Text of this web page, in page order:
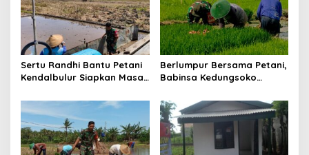
Sertu Randhi Bantu Petani
Kendalbulur Siapkan Masa
Berlumpur Bersama Petani,
Babinsa Kedungsoko
untuk Ketahanan Pangan